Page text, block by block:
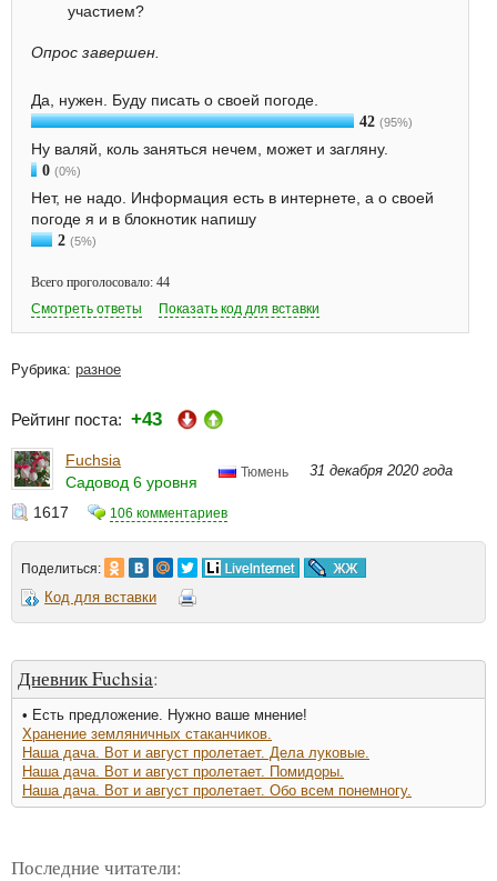
участием?
Опрос завершен.
Да, нужен. Буду писать о своей погоде.
42 (95%)
Ну валяй, коль заняться нечем, может и загляну.
0 (0%)
Нет, не надо. Информация есть в интернете, а о своей
погоде я и в блокнотик напишу
2 (5%)
Всего проголосовало: 44
Смотреть ответы
Показать код для вставки
Рубрика: разное
Рейтинг поста: +43
Fuchsia
Садовод 6 уровня
Тюмень 31 декабря 2020 года
1617 106 комментариев
Поделиться:
Код для вставки
Дневник Fuchsia:
• Есть предложение. Нужно ваше мнение!
Хранение земляничных стаканчиков.
Наша дача. Вот и август пролетает. Дела луковые.
Наша дача. Вот и август пролетает. Помидоры.
Наша дача. Вот и август пролетает. Обо всем понемногу.
Последние читатели: